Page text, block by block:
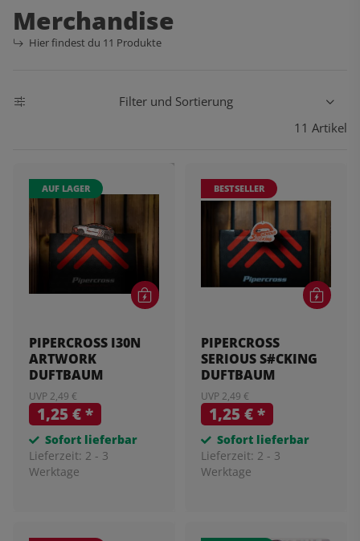
Merchandise
Hier findest du 11 Produkte
Filter und Sortierung
11 Artikel
AUF LAGER
PIPERCROSS I30N
ARTWORK
DUFTBAUM
UVP 2,49 €
1,25 €*
Sofort lieferbar
Lieferzeit: 2 - 3
Werktage
BESTSELLER
PIPERCROSS
SERIOUS S#CKING
DUFTBAUM
UVP 2,49 €
1,25 €*
Sofort lieferbar
Lieferzeit: 2 - 3
Werktage